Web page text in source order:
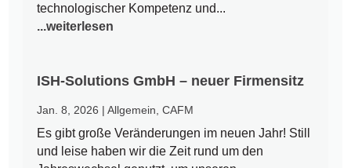
technologischer Kompetenz und...
...weiterlesen
ISH-Solutions GmbH – neuer Firmensitz
Jan. 8, 2026 |Allgemein ,CAFM
Es gibt große Veränderungen im neuen Jahr! Still
und leise haben wir die Zeit rund um den